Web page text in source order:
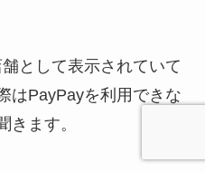
として表示されていて
はPayPayを利用できな
きます。